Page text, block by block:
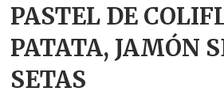
PASTEL DE
PATATA, JAMÓN
SETAS